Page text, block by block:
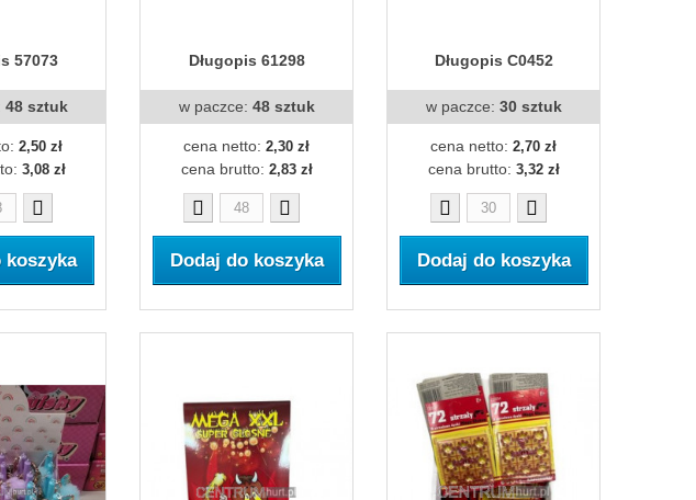
57073
48 sztuk
2,50 zł
3,08 zł
koszyka
Długopis 61298
w paczce: 48 sztuk
cena netto: 2,30 zł
cena brutto: 2,83 zł
Dodaj do koszyka
Długopis C0452
w paczce: 30 sztuk
cena netto: 2,70 zł
cena brutto: 3,32 zł
Dodaj do koszyka